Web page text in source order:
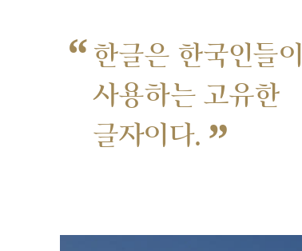
“ 한글은 한국인들이
사용하는 고유한
글자이다. ”